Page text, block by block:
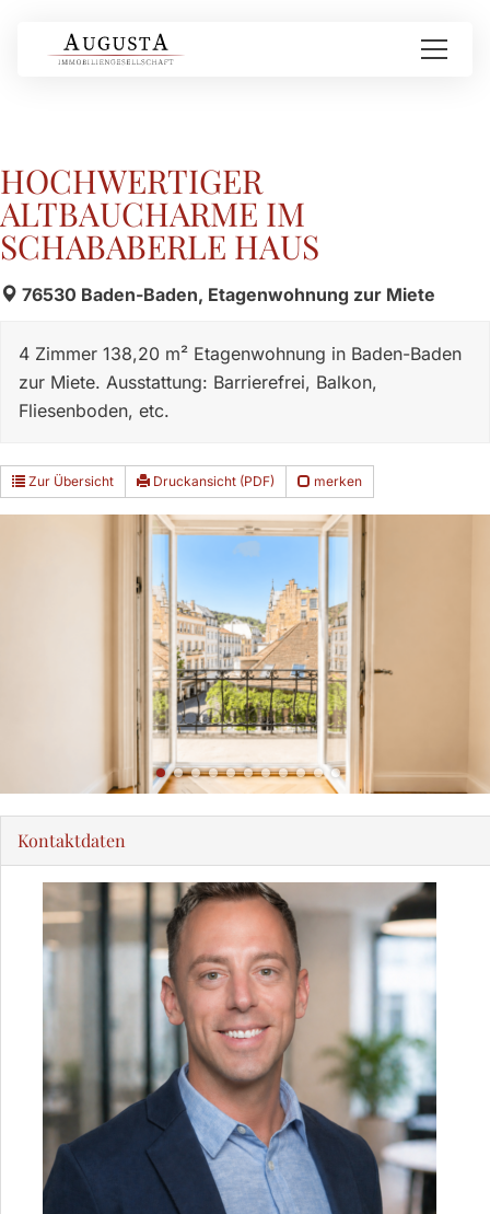
HOCHWERTIGER
ALTBAUCHARME IM
SCHABABERLE HAUS
76530 Baden-Baden, Etagenwohnung zur Miete
4 Zimmer 138,20 m² Etagenwohnung in Baden-Baden
zur Miete. Ausstattung: Barrierefrei, Balkon,
Fliesenboden, etc.
Zur Übersicht Druckansicht (PDF) merken
Kontaktdaten